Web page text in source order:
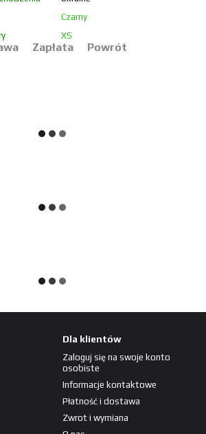
Czarny
XS
Zapłata Powrót
Dla klientów
Zaloguj się na swoje konto
osobiste
Informacje kontaktowe
Płatność i dostawa
Zwrot i wymiana